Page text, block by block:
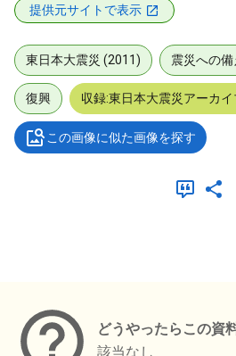
提供元サイトで表示
東日本大震災 (2011) 震災への備
復興 収録:東日本大震災アーカ
この画像に似た画像を探す
どうやったらこの資
該当なし